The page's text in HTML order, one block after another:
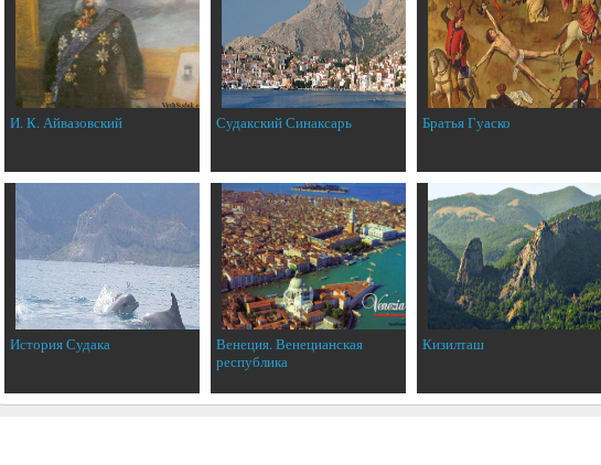
И. К. Айвазовский Судакский Синаксарь Братья Гуаско
История Судака
Венеция. Венецианская
республика
Кизилташ